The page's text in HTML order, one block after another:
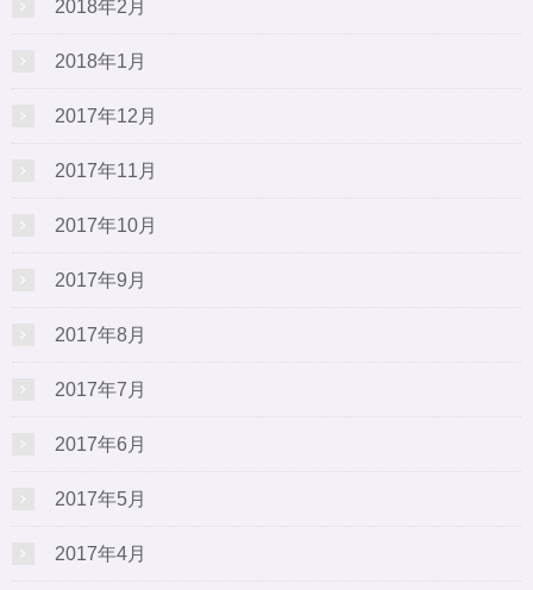
2018年2月
2018年1月
2017年12月
2017年11月
2017年10月
2017年9月
2017年8月
2017年7月
2017年6月
2017年5月
2017年4月